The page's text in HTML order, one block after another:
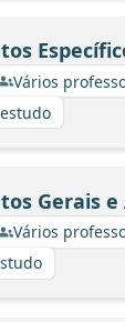
Vários
Gerais
Vários